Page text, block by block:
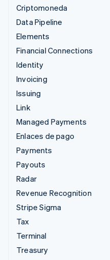
Criptomoneda
Data Pipeline
Elements
Financial Connections
Identity
Invoicing
Issuing
Link
Managed Payments
Enlaces de pago
Payments
Payouts
Radar
Revenue Recognition
Stripe Sigma
Tax
Terminal
Treasury